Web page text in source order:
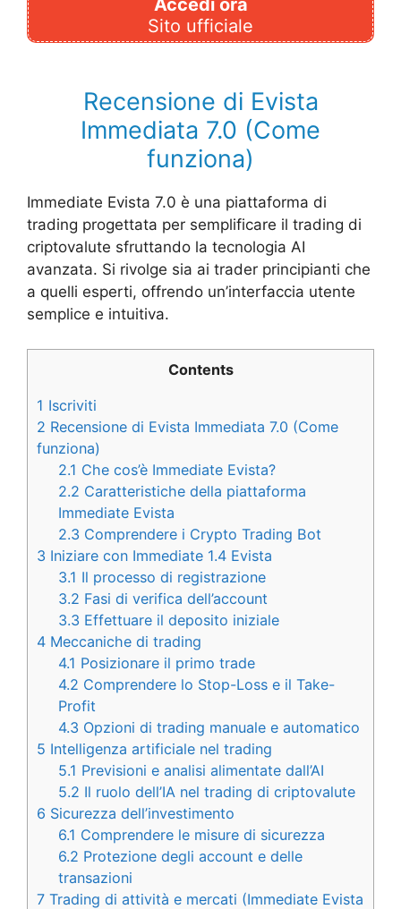
Sito ufficiale
Recensione di Evista
Immediata 7.0 (Come
funziona)
Immediate Evista 7.0 è una piattaforma di
trading progettata per semplificare il trading di
criptovalute sfruttando la tecnologia AI
avanzata. Si rivolge sia ai trader principianti che
a quelli esperti, offrendo un’interfaccia utente
semplice e intuitiva.
Contents
1 Iscriviti
2 Recensione di Evista Immediata 7.0 (Come
funziona)
2.1 Che cos’è Immediate Evista?
2.2 Caratteristiche della piattaforma
Immediate Evista
2.3 Comprendere i Crypto Trading Bot
3 Iniziare con Immediate 1.4 Evista
3.1 Il processo di registrazione
3.2 Fasi di verifica dell’account
3.3 Effettuare il deposito iniziale
4 Meccaniche di trading
4.1 Posizionare il primo trade
4.2 Comprendere lo Stop-Loss e il Take-
Profit
4.3 Opzioni di trading manuale e automatico
5 Intelligenza artificiale nel trading
5.1 Previsioni e analisi alimentate dall’AI
5.2 Il ruolo dell’IA nel trading di criptovalute
6 Sicurezza dell’investimento
6.1 Comprendere le misure di sicurezza
6.2 Protezione degli account e delle
transazioni
7 Trading di attività e mercati (Immediate Evista